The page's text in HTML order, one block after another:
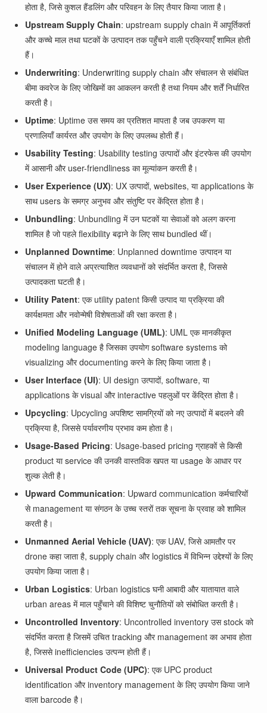
होता है, जिसे कुशल हैंडलिंग और परिवहन के लिए तैयार किया जाता है।
Upstream Supply Chain: upstream supply chain में आपूर्तिकर्ता
और कच्चे माल तथा घटकों के उत्पादन तक पहुँचने वाली प्रक्रियाएँ शामिल होती
हैं।
Underwriting: Underwriting supply chain और संचालन से संबंधित
बीमा कवरेज के लिए जोखिमों का आकलन करती है तथा नियम और शर्तें निर्धारित
करती है।
Uptime: Uptime उस समय का प्रतिशत मापता है जब उपकरण या
प्रणालियाँ कार्यरत और उपयोग के लिए उपलब्ध होती हैं।
Usability Testing: Usability testing उत्पादों और इंटरफेस की उपयोग
में आसानी और user-friendliness का मूल्यांकन करती है।
User Experience (UX): UX उत्पादों, websites, या applications के
साथ users के समग्र अनुभव और संतुष्टि पर केंद्रित होता है।
Unbundling: Unbundling में उन घटकों या सेवाओं को अलग करना
शामिल है जो पहले flexibility बढ़ाने के लिए साथ bundled थीं।
Unplanned Downtime: Unplanned downtime उत्पादन या
संचालन में होने वाले अप्रत्याशित व्यवधानों को संदर्भित करता है, जिससे
उत्पादकता घटती है।
Utility Patent: एक utility patent किसी उत्पाद या प्रक्रिया की
कार्यक्षमता और नवोन्मेषी विशेषताओं की रक्षा करता है।
Unified Modeling Language (UML): UML एक मानकीकृत
modeling language है जिसका उपयोग software systems को
visualizing और documenting करने के लिए किया जाता है।
User Interface (UI): UI design उत्पादों, software, या
applications के visual और interactive पहलुओं पर केंद्रित होता है।
Upcycling: Upcycling अपशिष्ट सामग्रियों को नए उत्पादों में बदलने की
प्रक्रिया है, जिससे पर्यावरणीय प्रभाव कम होता है।
Usage-Based Pricing: Usage-based pricing ग्राहकों से किसी
product या service की उनकी वास्तविक खपत या usage के आधार पर
शुल्क लेती है।
Upward Communication: Upward communication कर्मचारियों
से management या संगठन के उच्च स्तरों तक सूचना के प्रवाह को शामिल
करती है।
Unmanned Aerial Vehicle (UAV): एक UAV, जिसे आमतौर पर
drone कहा जाता है, supply chain और logistics में विभिन्न उद्देश्यों के लिए
उपयोग किया जाता है।
Urban Logistics: Urban logistics घनी आबादी और यातायात वाले
urban areas में माल पहुँचाने की विशिष्ट चुनौतियों को संबोधित करती है।
Uncontrolled Inventory: Uncontrolled inventory उस stock को
संदर्भित करता है जिसमें उचित tracking और management का अभाव होता
है, जिससे inefficiencies उत्पन्न होती हैं।
Universal Product Code (UPC): एक UPC product
identification और inventory management के लिए उपयोग किया जाने
वाला barcode है।